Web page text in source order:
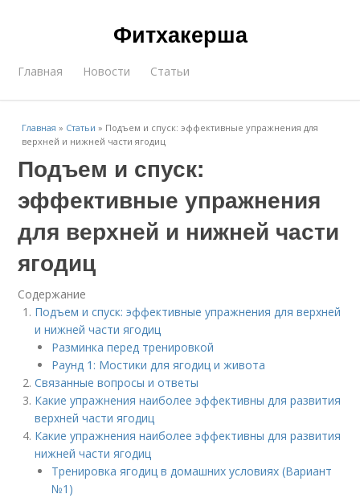
Фитхакерша
Главная Новости Статьи
Главная » Статьи » Подъем и спуск: эффективные упражнения для
верхней и нижней части ягодиц
Подъем и спуск:
эффективные упражнения
для верхней и нижней части
ягодиц
Содержание
Подъем и спуск: эффективные упражнения для верхней
и нижней части ягодиц
Разминка перед тренировкой
Раунд 1: Мостики для ягодиц и живота
Связанные вопросы и ответы
Какие упражнения наиболее эффективны для развития
верхней части ягодиц
Какие упражнения наиболее эффективны для развития
нижней части ягодиц
Тренировка ягодиц в домашних условиях (Вариант
№1)